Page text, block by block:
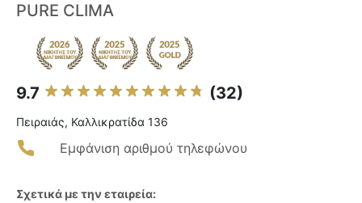
PURE CLIMA
9.7 (32)
Πειραιάς, Καλλικρατίδα 136
Εμφάνιση αριθμού τηλεφώνου
Σχετικά με την εταιρεία: